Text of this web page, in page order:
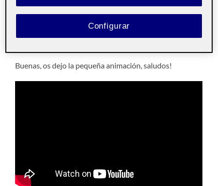
19 DICIEMBRE, 2022 / SIN COMENTARIOS
Buenas, os dejo la pequeña animación, saludos!
Configurar